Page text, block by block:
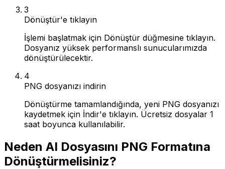
3
Dönüştür'e tıklayın
İşlemi başlatmak için Dönüştür düğmesine tıklayın.
Dosyanız yüksek performanslı sunucularımızda
dönüştürülecektir.
4
PNG dosyanızı indirin
Dönüştürme tamamlandığında, yeni PNG dosyanızı
kaydetmek için İndir'e tıklayın. Ücretsiz dosyalar 1
saat boyunca kullanılabilir.
Neden AI Dosyasını PNG Formatına
Dönüştürmelisiniz?